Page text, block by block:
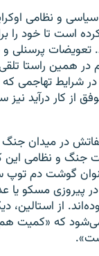
رهبری سیاسی و نظامی
است تا خود را
کند. تعویضات
همین راستا
شرایط تهاجمی
از کار درآید
در میدان جنگ
جنگ و نظامی این
گوشت دم توپ
در پیروزی مسکو
از استالین،
که «کمیت هم